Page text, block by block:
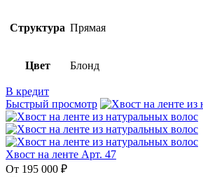
Структура Прямая
Цвет Блонд
В кредит
Быстрый просмотр
Хвост на ленте Арт. 47
От 195 000 ₽